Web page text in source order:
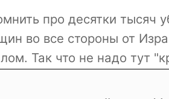
про десятки тысяч
во все стороны от
Так что не надо тут